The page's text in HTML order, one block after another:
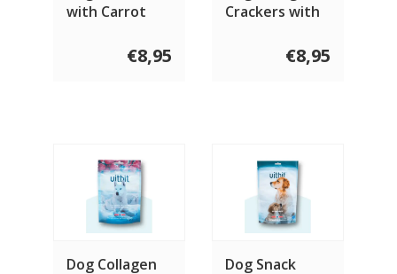
with Carrot
€8,95
Crackers with
€8,95
Dog Collagen
Dog Snack